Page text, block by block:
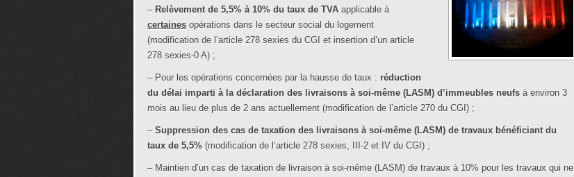
– Relèvement de 5,5% à 10% du taux de TVA applicable à
certaines opérations dans le secteur social du logement
(modification de l’article 278 sexies du CGI et insertion d’un article
278 sexies-0 A) ;
– Pour les opérations concernées par la hausse de taux : réduction
du délai imparti à la déclaration des livraisons à soi-même (LASM) d’immeubles neufs à environ 3
mois au lieu de plus de 2 ans actuellement (modification de l’article 270 du CGI) ;
– Suppression des cas de taxation des livraisons à soi-même (LASM) de travaux bénéficiant du
taux de 5,5% (modification de l’article 278 sexies, III-2 et IV du CGI) ;
– Maintien d’un cas de taxation de livraison à soi-même (LASM) de travaux à 10% pour les travaux qui ne